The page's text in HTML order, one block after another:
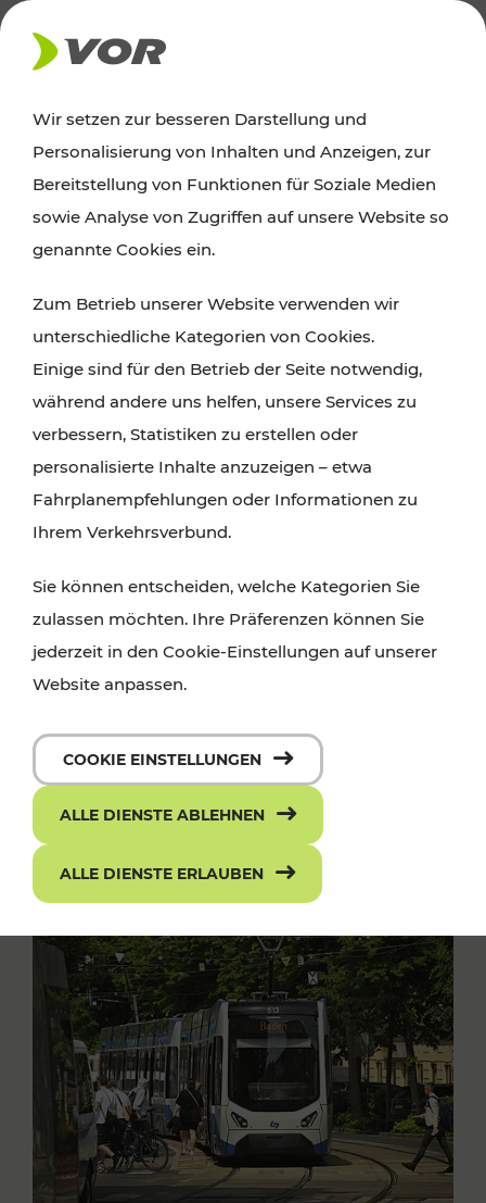
AKTUELLES
News
Alle wichtigen Meldungen zu Fahrplanänderungen,
finden Sie hier im Überblick.
Wir setzen zur besseren Darstellung und
Personalisierung von Inhalten und Anzeigen, zur
Bereitstellung von Funktionen für Soziale Medien
sowie Analyse von Zugriffen auf unsere Website so
genannte Cookies ein.
Zum Betrieb unserer Website verwenden wir
unterschiedliche Kategorien von Cookies.
Einige sind für den Betrieb der Seite notwendig,
während andere uns helfen, unsere Services zu
verbessern, Statistiken zu erstellen oder
personalisierte Inhalte anzuzeigen – etwa
Fahrplanempfehlungen oder Informationen zu
Ihrem Verkehrsverbund.
Sie können entscheiden, welche Kategorien Sie
zulassen möchten. Ihre Präferenzen können Sie
jederzeit in den Cookie-Einstellungen auf unserer
Website anpassen.
COOKIE EINSTELLUNGEN
ALLE DIENSTE ABLEHNEN
ALLE DIENSTE ERLAUBEN